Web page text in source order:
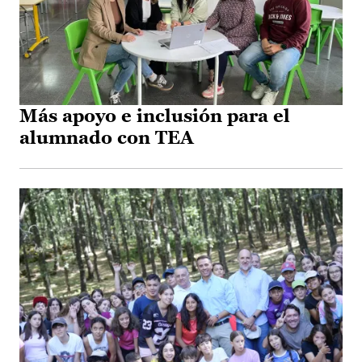
Más apoyo e inclusión para el
alumnado con TEA